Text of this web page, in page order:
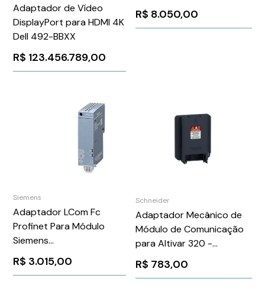
Adaptador de Vídeo
DisplayPort para HDMI 4K
Dell 492-BBXX
R$ 123.456.789,00
Adapter Series
R$ 8.050,00
Siemens
Adaptador LCom Fc
Profinet Para Módulo
Siemens
6ES71936AG400AA0
R$ 3.015,00
Schneider
Adaptador Mecânico de
Módulo de Comunicação
para Altivar 320 -
Schneider VW3A3600
R$ 783,00